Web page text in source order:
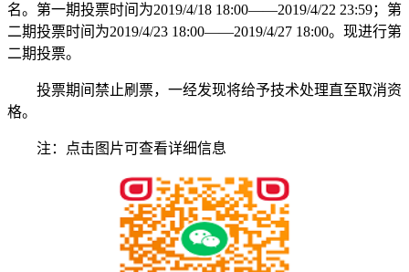
名。第一期投票时间为2019/4/18 18:00——2019/4/22 23:59；第
二期投票时间为2019/4/23 18:00——2019/4/27 18:00。现进行第
二期投票。
投票期间禁止刷票，一经发现将给予技术处理直至取消资
格。
注：点击图片可查看详细信息